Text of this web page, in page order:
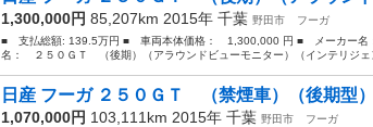
1,300,000円 85,207km 2015年 千葉 野田市
フーガ
■ 支払総額: 139.5万円 ■ 車両本体価格： 1,300,000 円 ■ メーカー
名： ２５０ＧＴ （後期）（アラウンドビューモニター）（インテリジェ
日産 フーガ ２５０ＧＴ （禁煙車）（後期型
1,070,000円 103,111km 2015年 千葉 野田市
フーガ